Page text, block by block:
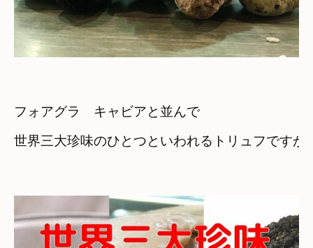
フォアグラ　キャビアと並んで
世界三大珍味のひとつといわれるトリュフですが